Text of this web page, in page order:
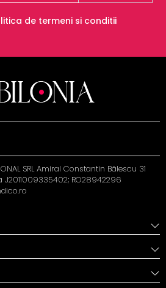
de termeni si conditii
SRL Amiral Constantin Bălescu 31
J2011009335402; RO28942296